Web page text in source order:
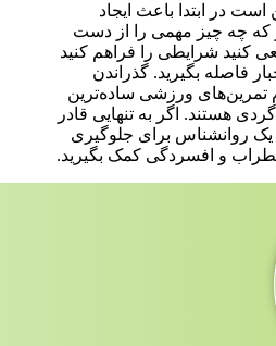
در ابتدا باعث ایجاد
که چه چیز مهمی را از دست
کنید شرایطی را فراهم کنید
فاصله بگیرید. گذراندن
تمرین‌های ورزشی ساده‌ترین
هستند. اگر به تنهایی قادر
یک روانشناس برای جلوگیری
و افسردگی کمک بگیرید.